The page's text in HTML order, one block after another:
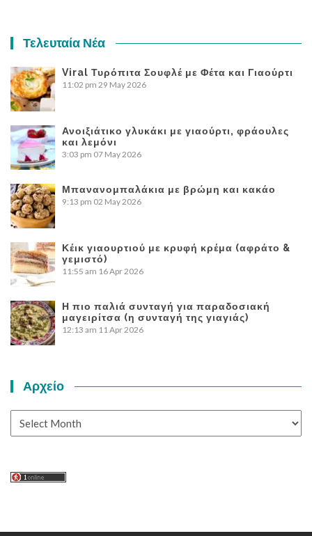
Τελευταία Νέα
Viral Τυρόπιτα Σουφλέ με Φέτα και Γιαούρτι
11:02 pm 29 May 2026
Ανοιξιάτικο γλυκάκι με γιαούρτι, φράουλες
και λεμόνι
3:03 pm 07 May 2026
Μπανανομπαλάκια με βρώμη και κακάο
9:13 pm 02 May 2026
Κέικ γιαουρτιού με κρυφή κρέμα (αφράτο &
γεμιστό)
11:55 am 16 Apr 2026
Η πιο παλιά συνταγή για παραδοσιακή
μαγειρίτσα (η συνταγή της γιαγιάς)
12:13 am 11 Apr 2026
Αρχείο
Αρχείο